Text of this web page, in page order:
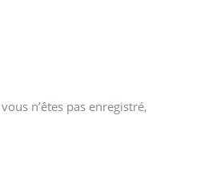
n’êtes pas enregistré,